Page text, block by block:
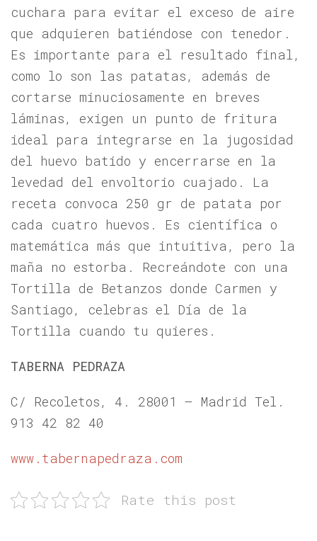
cuchara para evitar el exceso de aire
que adquieren batiéndose con tenedor.
Es importante para el resultado final,
como lo son las patatas, además de
cortarse minuciosamente en breves
láminas, exigen un punto de fritura
ideal para integrarse en la jugosidad
del huevo batido y encerrarse en la
levedad del envoltorio cuajado. La
receta convoca 250 gr de patata por
cada cuatro huevos. Es científica o
matemática más que intuitiva, pero la
maña no estorba. Recreándote con una
Tortilla de Betanzos donde Carmen y
Santiago, celebras el Día de la
Tortilla cuando tu quieres.
TABERNA PEDRAZA
C/ Recoletos, 4. 28001 – Madrid Tel.
913 42 82 40
www.tabernapedraza.com
Rate this post